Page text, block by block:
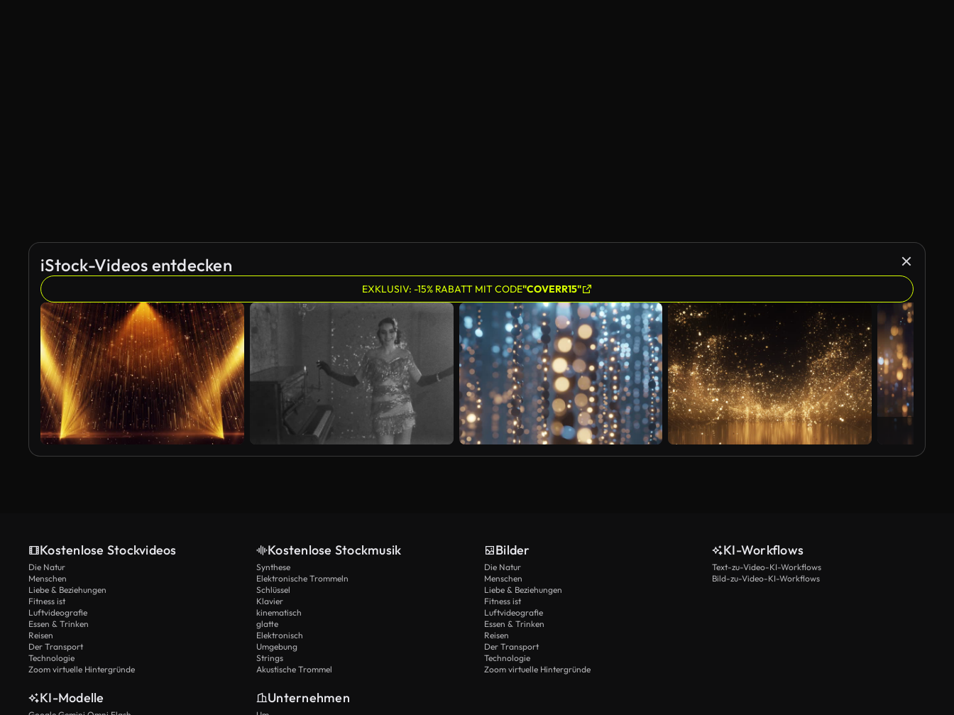
iStock-Videos entdecken
EXKLUSIV: -15% RABATT MIT CODE"COVERR15"
Kostenlose Stockvideos
Die Natur
Menschen
Liebe & Beziehungen
Fitness ist
Luftvideografie
Essen & Trinken
Reisen
Der Transport
Technologie
Zoom virtuelle Hintergründe
Kostenlose Stockmusik
Synthese
Elektronische Trommeln
Schlüssel
Klavier
kinematisch
glatte
Elektronisch
Umgebung
Strings
Akustische Trommel
Bilder
Die Natur
Menschen
Liebe & Beziehungen
Fitness ist
Luftvideografie
Essen & Trinken
Reisen
Der Transport
Technologie
Zoom virtuelle Hintergründe
KI-Workflows
Text-zu-Video-KI-Workflows
Bild-zu-Video-KI-Workflows
KI-Modelle Unternehmen